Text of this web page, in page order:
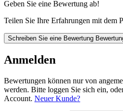
Geben Sie eine Bewertung ab!
Teilen Sie Ihre Erfahrungen mit dem
Schreiben Sie eine Bewertung
Anmelden
Bewertungen können nur von
werden. Bitte loggen Sie sich ein,
Account. Neuer Kunde?